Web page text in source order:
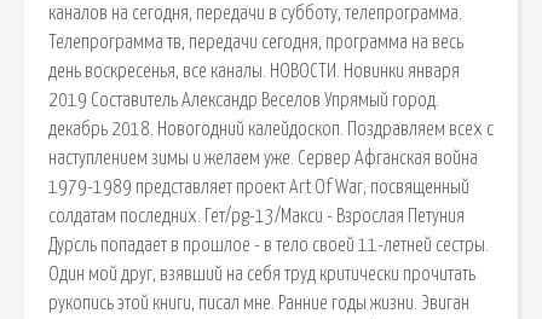
каналов на сегодня, передачи в субботу, телепрограмма.
Телепрограмма тв, передачи сегодня, программа на весь
день воскресенья, все каналы. НОВОСТИ. Новинки января
2019 Составитель Александр Веселов Упрямый город.
декабрь 2018. Новогодний калейдоскоп. Поздравляем всех с
наступлением зимы и желаем уже. Сервер Афганская война
1979-1989 представляет проект Art Of War, посвященный
солдатам последних. Гет/pg-13/Макси - Взрослая Петуния
Дурсль попадает в прошлое - в тело своей 11-летней сестры.
Один мой друг, взявший на себя труд критически прочитать
рукопись этой книги, писал мне. Ранние годы жизни. Эвиган